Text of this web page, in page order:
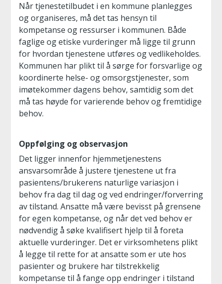
Når tjenestetilbudet i en kommune planlegges
og organiseres, må det tas hensyn til
kompetanse og ressurser i kommunen. Både
faglige og etiske vurderinger må ligge til grunn
for hvordan tjenestene utføres og vedlikeholdes.
Kommunen har plikt til å sørge for forsvarlige og
koordinerte helse- og omsorgstjenester, som
imøtekommer dagens behov, samtidig som det
må tas høyde for varierende behov og fremtidige
behov.
Oppfølging og observasjon
Det ligger innenfor hjemmetjenestens
ansvarsområde å justere tjenestene ut fra
pasientens/brukerens naturlige variasjon i
behov fra dag til dag og ved endringer/forverring
av tilstand. Ansatte må være bevisst på grensene
for egen kompetanse, og når det ved behov er
nødvendig å søke kvalifisert hjelp til å foreta
aktuelle vurderinger. Det er virksomhetens plikt
å legge til rette for at ansatte som er ute hos
pasienter og brukere har tilstrekkelig
kompetanse til å fange opp endringer i tilstand